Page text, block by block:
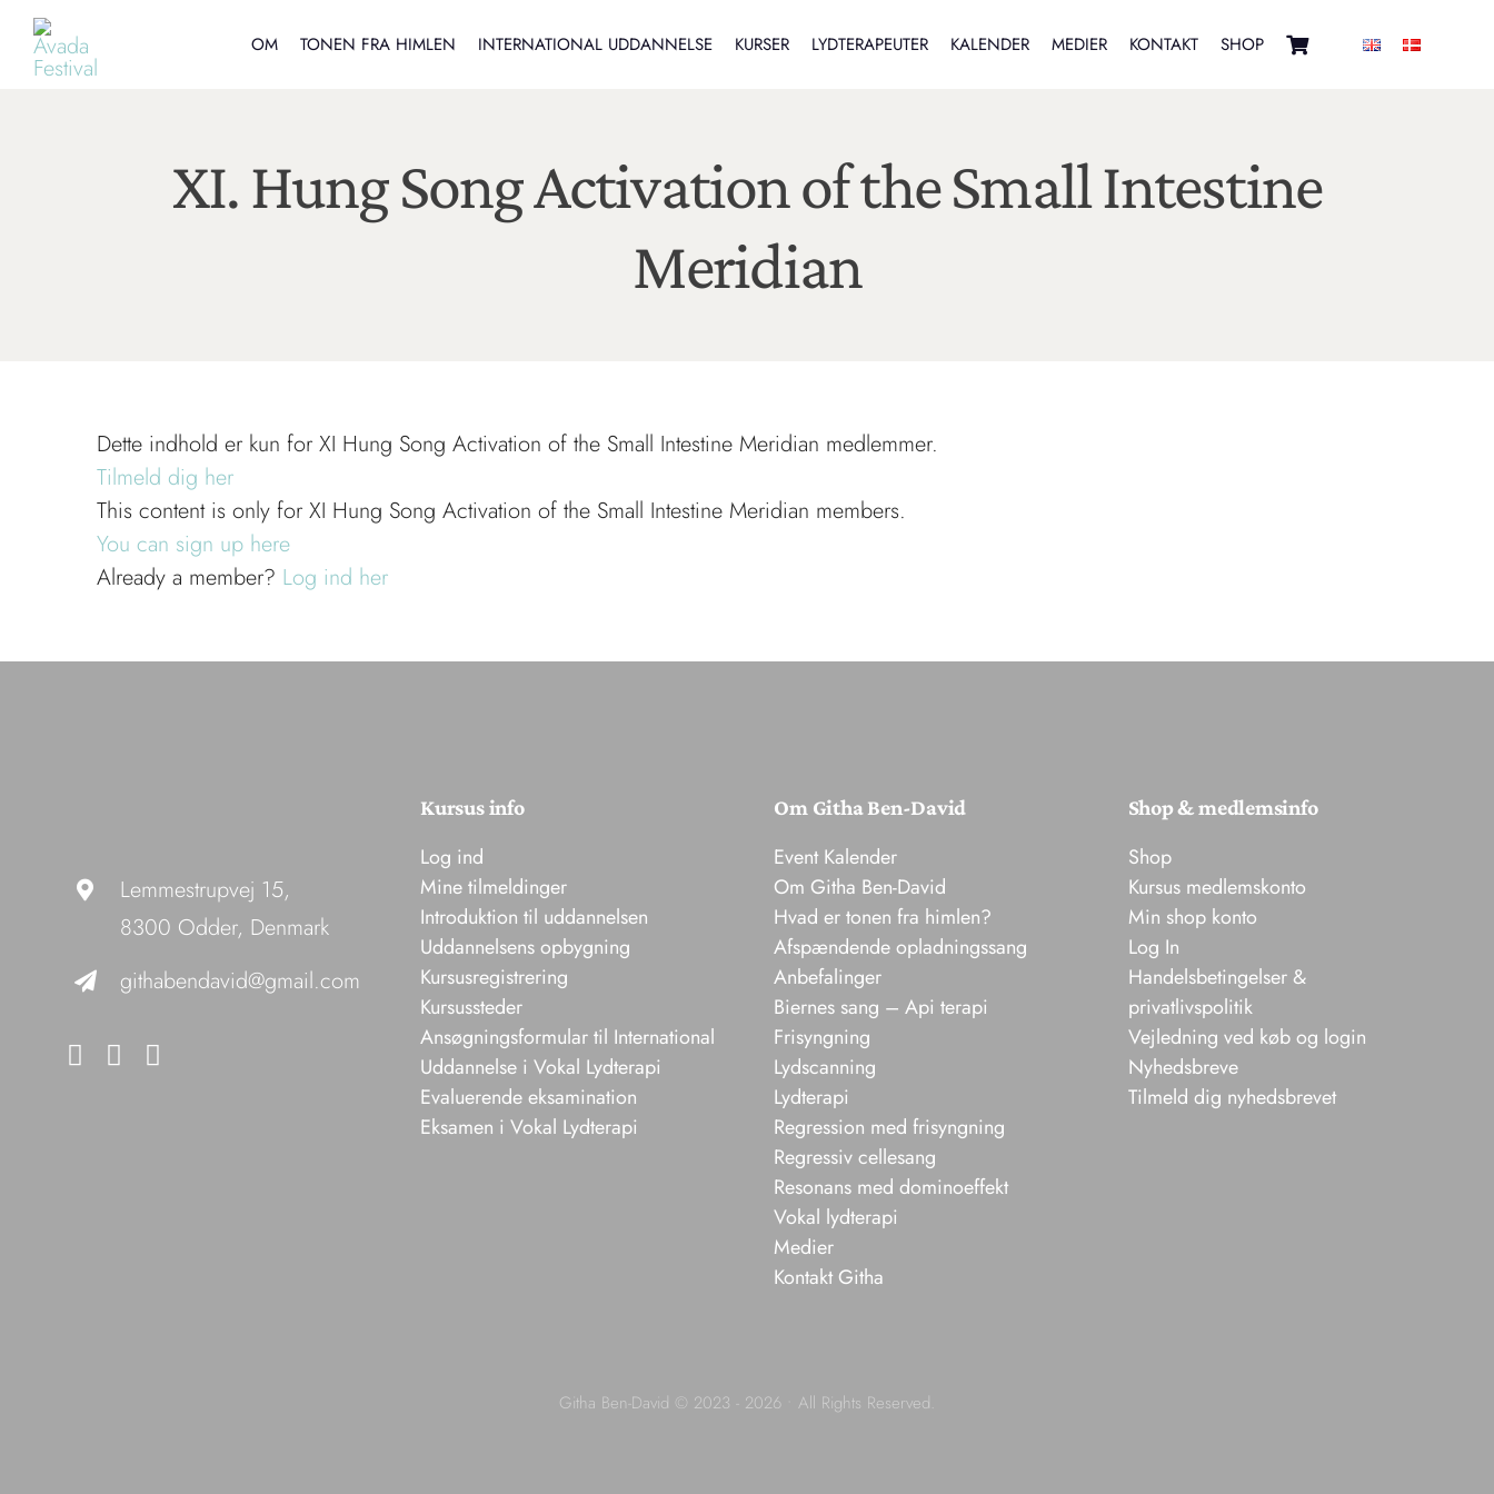
Skip
content
OM TONEN FRA HIMLEN INTERNATIONAL UDDANNELSE KURSER LYDTERAPEUTER KALENDER MEDIER KONTAKT SHOP
XI. Hung Song Activation of the Small Intestine
Meridian
Dette indhold er kun for XI Hung Song Activation of the Small Intestine Meridian medlemmer.
Tilmeld dig her
This content is only for XI Hung Song Activation of the Small Intestine Meridian members.
You can sign up here
Already a member? Log ind her
Lemmestrupvej 15,
8300 Odder, Denmark
githabendavid@gmail.com
Kursus info
Log ind
Mine tilmeldinger
Introduktion til uddannelsen
Uddannelsens opbygning
Kursusregistrering
Kursussteder
Ansøgningsformular til International
Uddannelse i Vokal Lydterapi
Evaluerende eksamination
Eksamen i Vokal Lydterapi
Om Githa Ben-David
Event Kalender
Om Githa Ben-David
Hvad er tonen fra himlen?
Afspændende opladningssang
Anbefalinger
Biernes sang – Api terapi
Frisyngning
Lydscanning
Lydterapi
Regression med frisyngning
Regressiv cellesang
Resonans med dominoeffekt
Vokal lydterapi
Medier
Kontakt Githa
Shop & medlemsinfo
Shop
Kursus medlemskonto
Min shop konto
Log In
Handelsbetingelser &
privatlivspolitik
Vejledning ved køb og login
Nyhedsbreve
Tilmeld dig nyhedsbrevet
Githa Ben-David © 2023 - 2026 • All Rights Reserved.